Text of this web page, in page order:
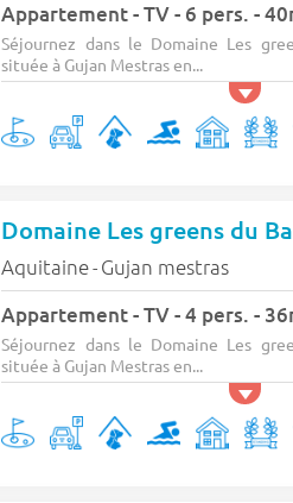
Appartement - TV - 6 pers. -
Séjournez dans le Domaine Les
située à Gujan Mestras en...
Aquitaine- Gujan mestras
Appartement - TV - 4 pers. -
Séjournez dans le Domaine Les
située à Gujan Mestras en...